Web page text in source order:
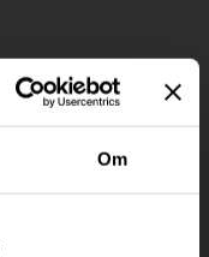
Om